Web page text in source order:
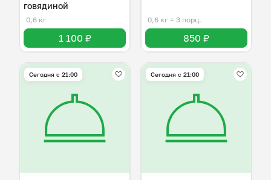
говядиной
0,6 кг
1 100 ₽
0,6 кг ≈ 3 порц.
850 ₽
Сегодня с 21:00 Сегодня с 21:00